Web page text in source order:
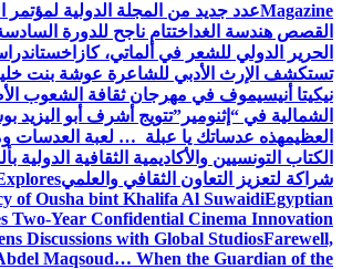
Magazineعدد جديد من المجلة الدولية لمؤتمر
القصص هندسة الغد اختتام ناجح للدورة
الحرير الدولي للشعر في ألماتي، كازاخستان
تستكشف الإرث الأدبي للشاعرة عوشة بنت
نيكيتا أنيسيموف في مهرجان ثقافة الشعوب
الشمالية في “إثنومير”تتويج أشرف أبو اليزيد
العظيمهذه عدساتك يا عبلة … لعبة العدسات
الكتاب التونسيين والأكاديمية الثقافية الدولية
شراكة لتعزيز التعاون الثقافي والعلمي
of Ousha bint Khalifa Al SuwaidiEgyptian
Two-Year Confidential Cinema Innovation
Discussions with Global StudiosFarewell,
Maqsoud… When the Guardian of the